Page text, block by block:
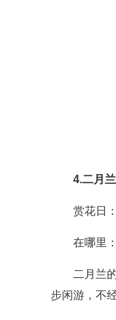
4.二月兰
赏花日
在哪里
二月兰
步闲游，不